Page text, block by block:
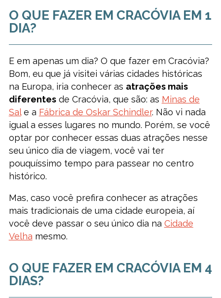
O QUE FAZER EM CRACÓVIA EM 1
DIA?
E em apenas um dia? O que fazer em Cracóvia?
Bom, eu que já visitei várias cidades históricas
na Europa, iria conhecer as atrações mais
diferentesde Cracóvia, que são: as Minas de
Sale a Fábrica de Oskar Schindler. Não vi nada
igual a esses lugares no mundo. Porém, se você
optar por conhecer essas duas atrações nesse
seu único dia de viagem, você vai ter
pouquíssimo tempo para passear no centro
histórico.
Mas, caso você prefira conhecer as atrações
mais tradicionais de uma cidade europeia, aí
você deve passar o seu único dia na Cidade
Velha mesmo.
O QUE FAZER EM CRACÓVIA EM 4
DIAS?